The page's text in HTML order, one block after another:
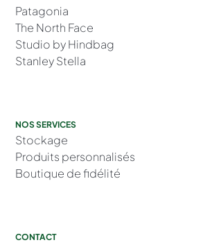
Patagonia
The North Face
Studio by Hindbag
Stanley Stella
NOS SERVICES
Stockage
Produits personnalisés
Boutique de fidélité
CONTACT